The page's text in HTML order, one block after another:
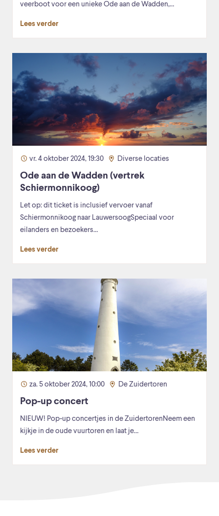
veerboot voor een unieke Ode aan de Wadden,…
Lees verder
vr. 4 oktober 2024, 19:30 Diverse locaties
Ode aan de Wadden (vertrek
Schiermonnikoog)
Let op: dit ticket is inclusief vervoer vanaf
Schiermonnikoog naar LauwersoogSpeciaal voor
eilanders en bezoekers…
Lees verder
za. 5 oktober 2024, 10:00 De Zuidertoren
Pop-up concert
NIEUW! Pop-up concertjes in de ZuidertorenNeem een
kijkje in de oude vuurtoren en laat je…
Lees verder